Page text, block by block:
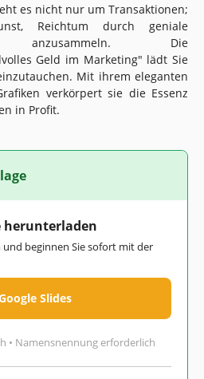
es nicht nur um Transaktionen;
Reichtum durch geniale
anzusammeln. Die
Geld im Marketing" lädt Sie
Mit ihrem eleganten
verkörpert sie die Essenz
in Profit.
herunterladen
beginnen Sie sofort mit der
Slides
• Namensnennung erforderlich